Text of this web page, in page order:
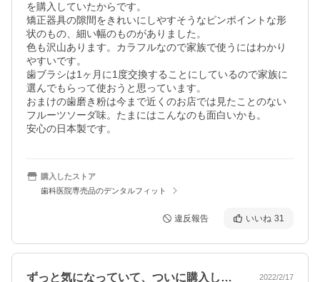
を購入していたからです。
矯正器具の隙間をきれいにしやすそうなピンポイントな形
状のもの、細い幅のものがありました。
色も沢山あります。カラフルなので家族で使うにはわかり
やすいです。
歯ブラシは1ヶ月に1度交換することにしているので家族に
選んでもらって使おうと思っています。
おまけの歯磨き粉は今まで近くのお店では見たことのない
フルーツソーダ味。たまにはこんなのも面白いかも。
安心の日本製です。
購入したストア
歯科医院専売品のデンタルフィット
違反報告 いいね 31
ずっと気になっていて、ついに購入しまし… 2022/2/17